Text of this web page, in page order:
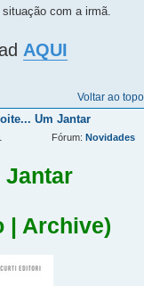
com a irmã.
AQUI
Voltar ao topo
Um Jantar
Fórum: Novidades
Jantar
| Archive)